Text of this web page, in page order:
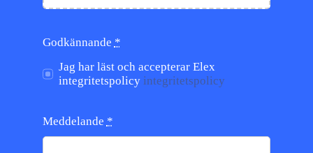
Godkännande *
Jag har läst och accepterar Elex
integritetspolicy integritetspolicy
Meddelande *